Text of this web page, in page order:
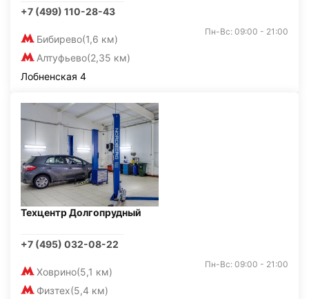
+7 (499) 110-28-43
Бибирево(1,6 км)
Алтуфьево(2,35 км)
Пн-Вс: 09:00 - 21:00
Лобненская 4
Техцентр Долгопрудный
+7 (495) 032-08-22
Ховрино(5,1 км)
Физтех(5,4 км)
Пн-Вс: 09:00 - 21:00